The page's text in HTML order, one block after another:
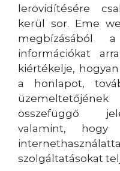
lerövidítésére
kerül sor. Eme
megbízásából
információkat
kiértékelje,
a honlapot,
összefüggő
valamint,
szolgáltatásokat